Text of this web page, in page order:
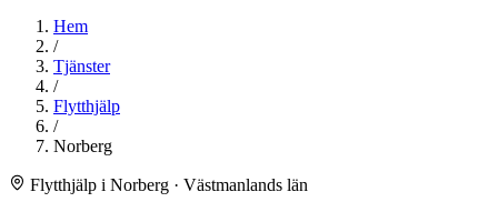
Hem
/
Tjänster
/
Flytthjälp
/
Norberg
Flytthjälp i Norberg · Västmanlands län